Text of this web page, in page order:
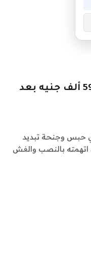
زوجة تطالب زوجها بسداد 590 ألف جنيه بعد
حبس وجنحة تبديد
اتهمته بالنصب والغش